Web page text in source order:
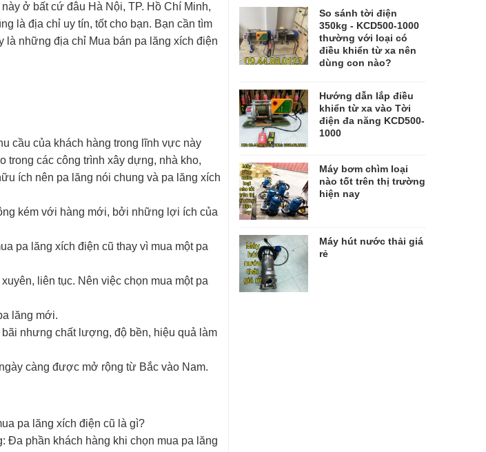
ở bất cứ đâu Hà Nội, TP. Hồ Chí Minh,
là địa chỉ uy tín, tốt cho bạn. Bạn cần tìm
những địa chỉ Mua bán pa lăng xích điện
cầu của khách hàng trong lĩnh vực này
trong các công trình xây dựng, nhà kho,
ích nên pa lăng nói chung và pa lăng xích
kém với hàng mới, bởi những lợi ích của
pa lăng xích điện cũ thay vì mua một pa
liên tục. Nên việc chọn mua một pa
lăng mới.
nhưng chất lượng, độ bền, hiệu quả làm
càng được mở rộng từ Bắc vào Nam.
pa lăng xích điện cũ là gì?
Đa phần khách hàng khi chọn mua pa lăng
So sánh tời điện
350kg - KCD500-1000
thường với loại có
điều khiển từ xa nên
dùng con nào?
Hướng dẫn lắp điều
khiển từ xa vào Tời
điện đa năng KCD500-
1000
Máy bơm chìm loại
nào tốt trên thị trường
hiện nay
Máy hút nước thải giá
rẻ